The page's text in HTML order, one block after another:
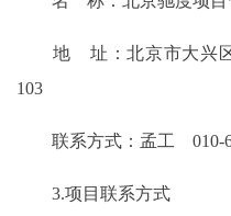
地 址：北京市大兴区
103
联系方式：孟工 010-
3.项目联系方式